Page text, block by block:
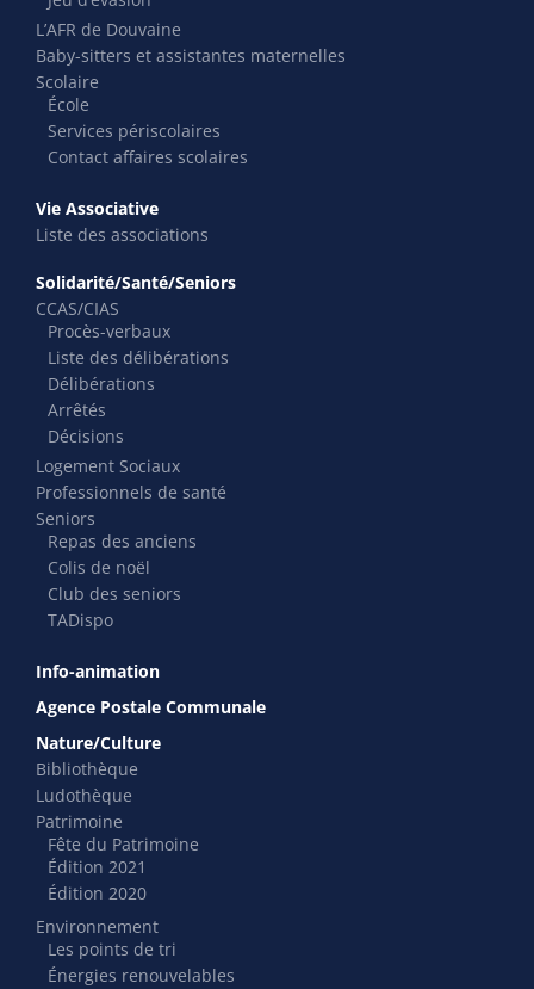
L’AFR de Douvaine
Baby-sitters et assistantes maternelles
Scolaire
École
Services périscolaires
Contact affaires scolaires
Vie Associative
Liste des associations
Solidarité/Santé/Seniors
CCAS/CIAS
Procès-verbaux
Liste des délibérations
Délibérations
Arrêtés
Décisions
Logement Sociaux
Professionnels de santé
Seniors
Repas des anciens
Colis de noël
Club des seniors
TADispo
Info-animation
Agence Postale Communale
Nature/Culture
Bibliothèque
Ludothèque
Patrimoine
Fête du Patrimoine
Édition 2021
Édition 2020
Environnement
Les points de tri
Énergies renouvelables